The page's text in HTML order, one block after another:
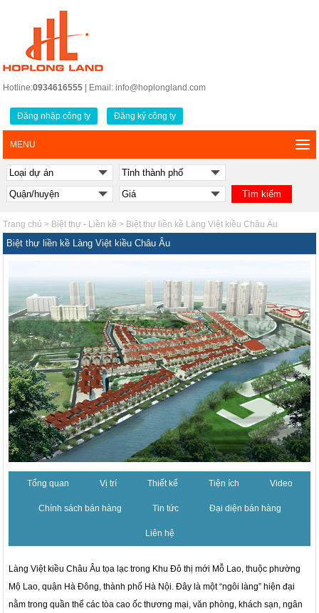
Hotline:0934616555 | Email: info@hoplongland.com
Đăng nhập công ty Đăng ký công ty
MENU
Trang chủ > Biệt thự - Liền kề > Biệt thự liền kề Làng Việt kiều Châu Âu
Biệt thự liền kề Làng Việt kiều Châu Âu
Tổng quan Vị trí Thiết kế Tiện ích Video
Chính sách bán hàng Tin tức Đại diện bán hàng
Liên hệ
Làng Việt kiều Châu Âu tọa lạc trong Khu Đô thị mới Mỗ Lao, thuộc phường
Mộ Lao, quận Hà Đông, thành phố Hà Nội. Đây là một “ngôi làng” hiện đại
nằm trong quần thể các tòa cao ốc thương mại, văn phòng, khách sạn, ngân